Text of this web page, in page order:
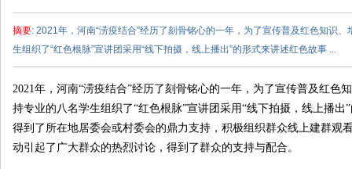
摘要: 2021年，河南“涝疫结合”经历了刻骨铭心的一年，为了宣传普及红色知识
生组织了“红色根脉”宣讲团采用“线下拍摄，线上播出”的形式来讲述红色故事 ...
2021年，河南“涝疫结合”经历了刻骨铭心的一年，为了宣传普及红
持专业的八名学生组织了“红色根脉”宣讲团采用“线下拍摄，线上播
得到了所在地居委会或村委会的鼎力支持，积极组织群众线上建群观
动引起了广大群众的热烈讨论，得到了群众的支持与配合。